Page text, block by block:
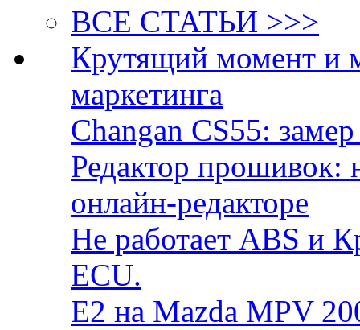
ВСЕ СТАТЬИ >>>
Крутящий момент и
маркетинга
Changan CS55:
Редактор прошивок:
онлайн-редакторе
Не работает ABS и
ECU.
E2 на Mazda MPV